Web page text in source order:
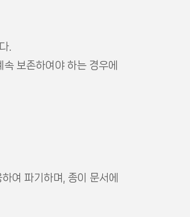
.
보존하여야 하는 경우에
여 파기하며, 종이 문서에